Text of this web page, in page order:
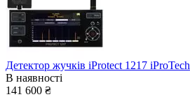
Детектор жучків iProtect 1217 iProTech
В наявності
141 600 ₴